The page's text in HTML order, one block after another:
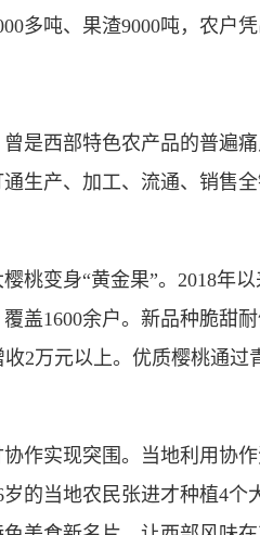
多吨、果渣9000吨，农户
西部特色农产品的普遍痛
生产、加工、流通、销售
变身“黄金果”。2018年
盖1600余户。新品种脆甜
收2万元以上。优质樱桃通
实现突围。当地利用协作
的当地农民张进才种植4